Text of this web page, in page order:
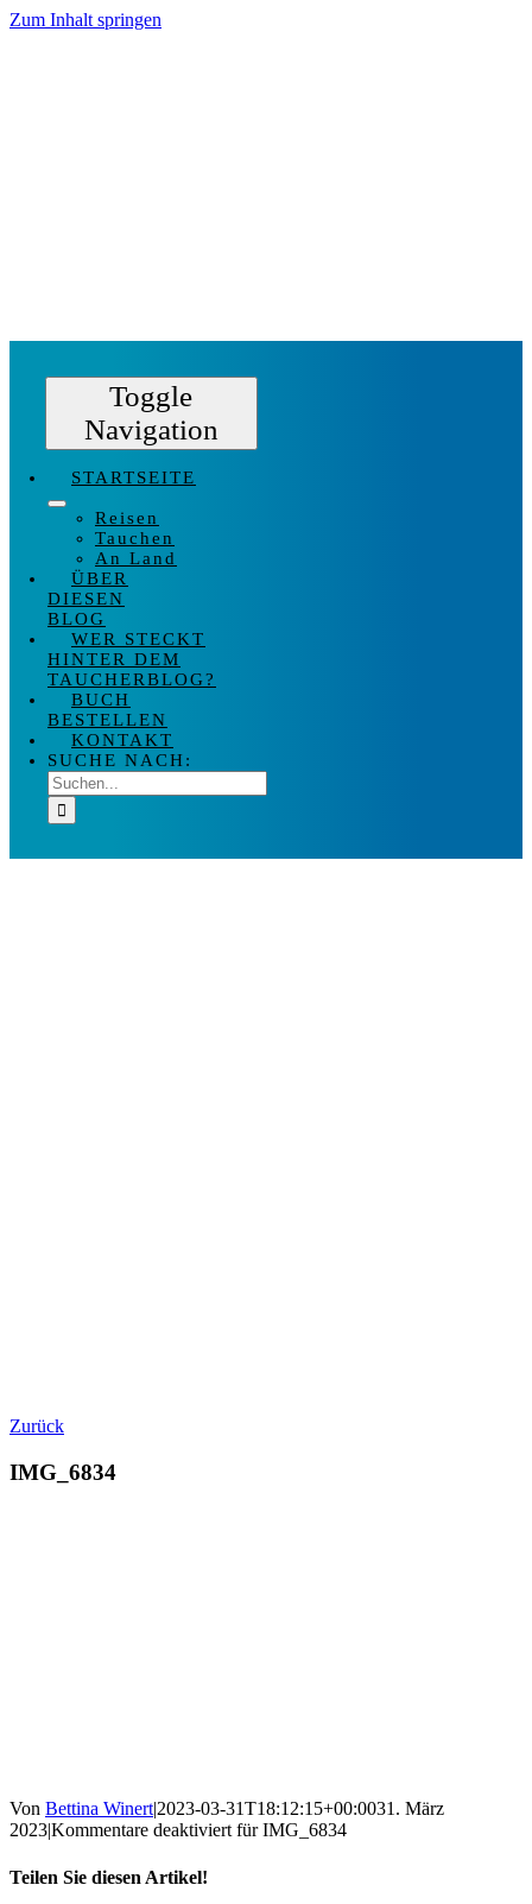
Zum Inhalt springen
Toggle
Navigation
STARTSEITE
Reisen
Tauchen
An Land
ÜBER
DIESEN
BLOG
WER STECKT
HINTER DEM
TAUCHERBLOG?
BUCH
BESTELLEN
KONTAKT
SUCHE NACH:
Zurück
IMG_6834
Von Bettina Winert|2023-03-31T18:12:15+00:0031. März
2023|Kommentare deaktiviertfür IMG_6834
Teilen Sie diesen Artikel!